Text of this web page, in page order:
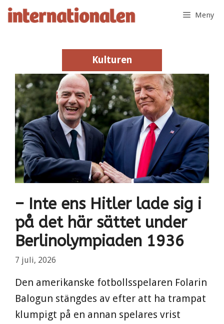
Hoppa
Meny
Kulturen
Kulturen
– Inte ens Hitler lade sig i
på det här sättet under
Berlinolympiaden 1936
7 juli, 2026
Den amerikanske fotbollsspelaren Folarin
Balogun stängdes av efter att ha trampat
klumpigt på en annan spelares vrist